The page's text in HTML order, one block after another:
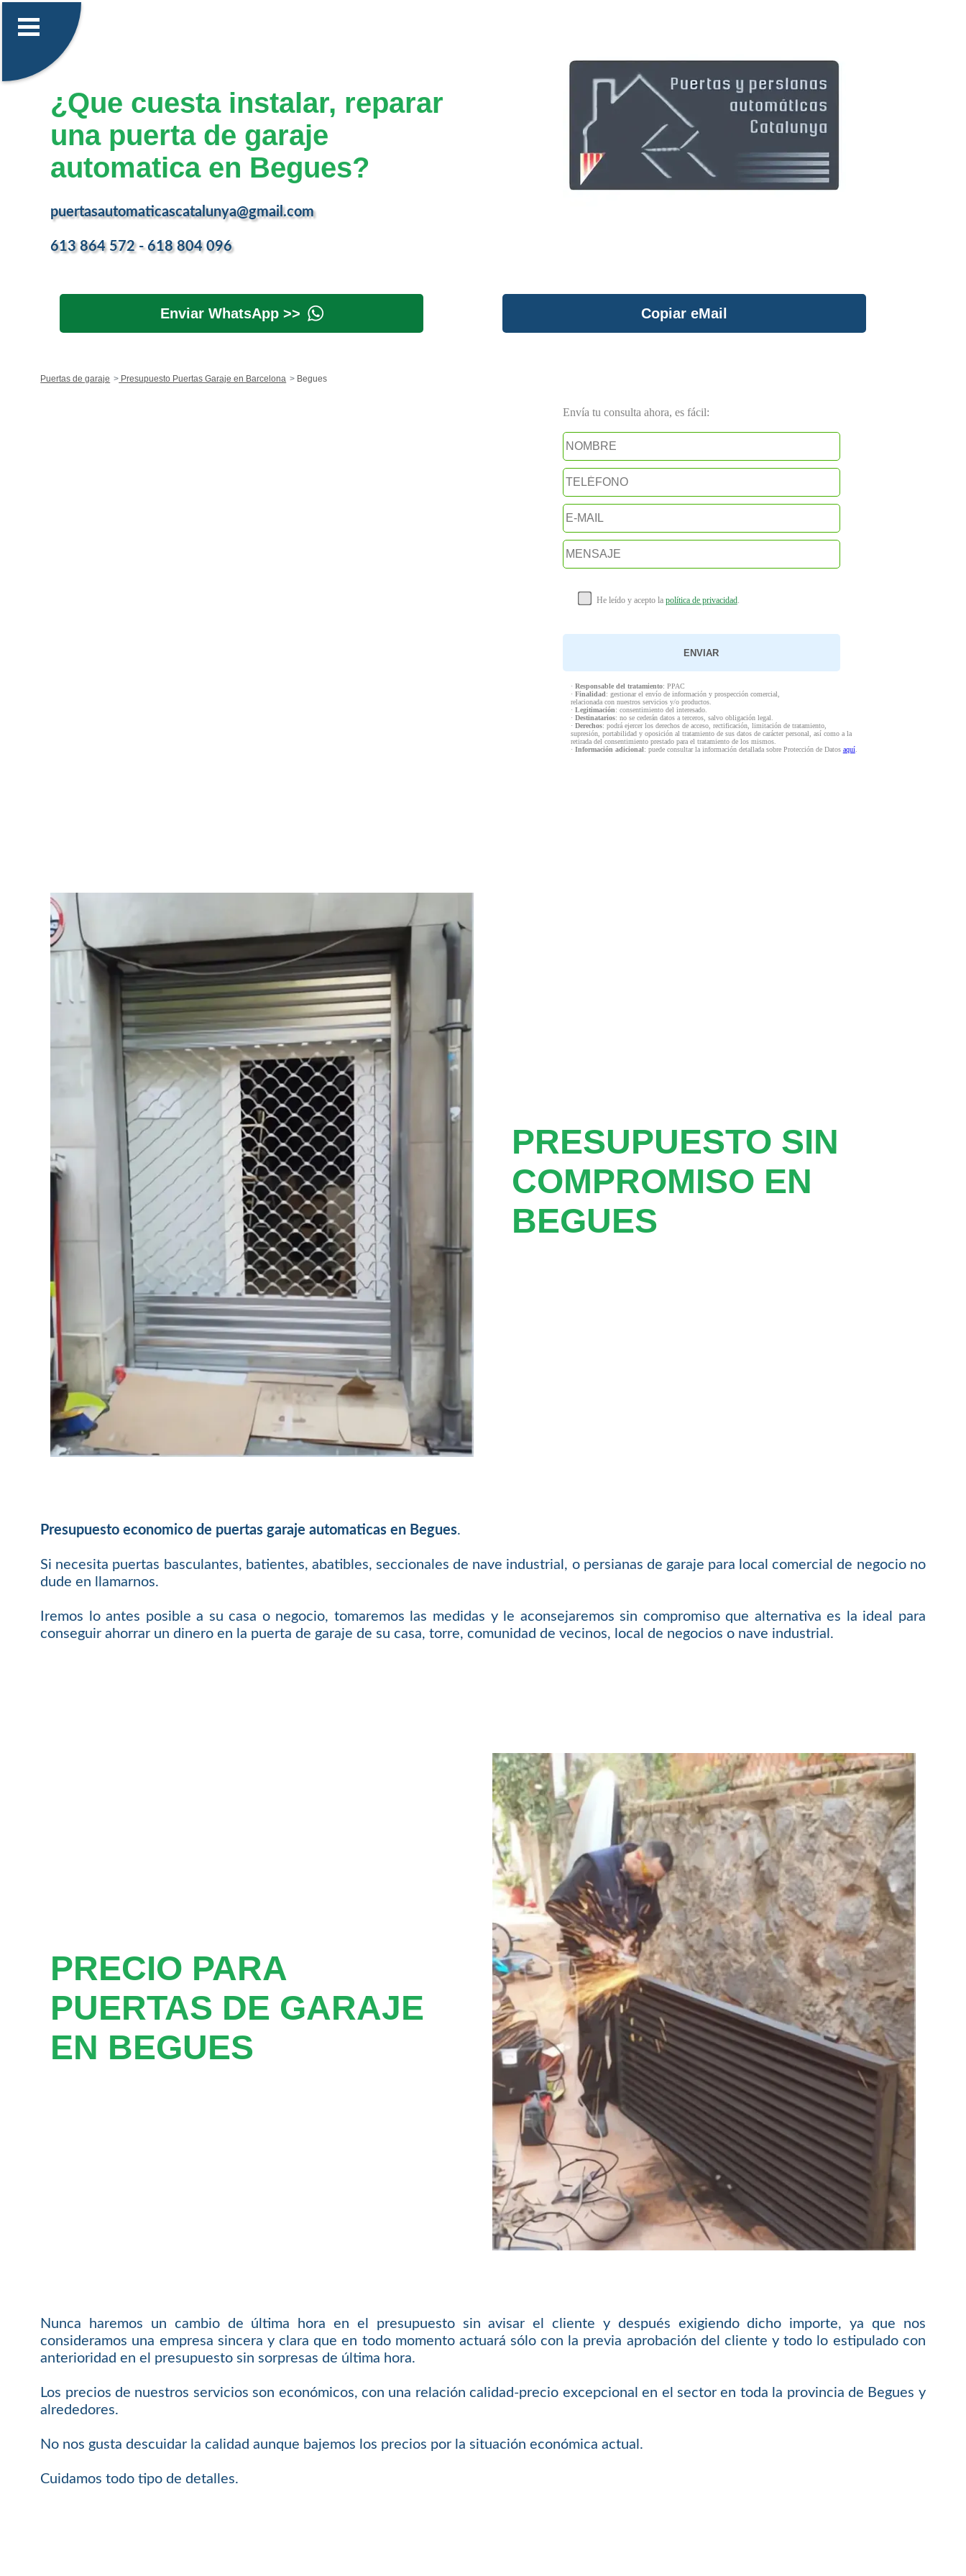
¿Que cuesta instalar, reparar
una puerta de garaje
automatica en Begues?
puertasautomaticascatalunya@gmail.com
613 864 572 - 618 804 096
Enviar WhatsApp >> Copiar eMail
Puertas de garaje Presupuesto Puertas Garaje en Barcelona Begues
Envía tu consulta ahora, es fácil:
He leído y acepto la política de privacidad.
· Responsable del tratamiento: PPAC
· Finalidad: gestionar el envío de información y prospección comercial,
relacionada con nuestros servicios y/o productos.
· Legitimación: consentimiento del interesado.
· Destinatarios: no se cederán datos a terceros, salvo obligación legal.
· Derechos: podrá ejercer los derechos de acceso, rectificación, limitación de tratamiento,
supresión, portabilidad y oposición al tratamiento de sus datos de carácter personal, así como a la
retirada del consentimiento prestado para el tratamiento de los mismos.
· Información adicional: puede consultar la información detallada sobre Protección de Datos aquí.
PRESUPUESTO SIN
COMPROMISO EN
BEGUES
Presupuesto economico de puertas garaje automaticas en Begues.
Si necesita puertas basculantes, batientes, abatibles, seccionales de nave industrial, o persianas de garaje para local comercial de negocio no
dude en llamarnos.
Iremos lo antes posible a su casa o negocio, tomaremos las medidas y le aconsejaremos sin compromiso que alternativa es la ideal para
conseguir ahorrar un dinero en la puerta de garaje de su casa, torre, comunidad de vecinos, local de negocios o nave industrial.
PRECIO PARA
PUERTAS DE GARAJE
EN BEGUES
Nunca haremos un cambio de última hora en el presupuesto sin avisar el cliente y después exigiendo dicho importe, ya que nos
consideramos una empresa sincera y clara que en todo momento actuará sólo con la previa aprobación del cliente y todo lo estipulado con
anterioridad en el presupuesto sin sorpresas de última hora.
Los precios de nuestros servicios son económicos, con una relación calidad-precio excepcional en el sector en toda la provincia de Begues y
alrededores.
No nos gusta descuidar la calidad aunque bajemos los precios por la situación económica actual.
Cuidamos todo tipo de detalles.